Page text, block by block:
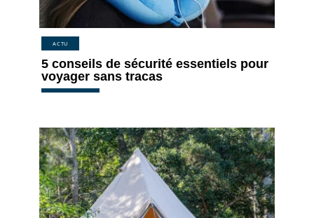
ACTU
5 conseils de sécurité essentiels pour
voyager sans tracas